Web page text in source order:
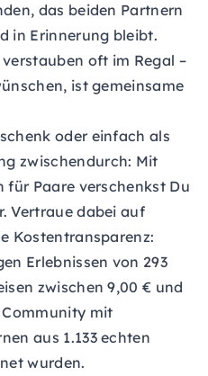
das beiden Partnern
in Erinnerung bleibt.
oft im Regal –
ist gemeinsame
oder einfach als
zwischendurch: Mit
für Paare verschenkst Du
Vertraue dabei auf
Kostentransparenz:
Erlebnissen von 293
zwischen 9,00 € und
Community mit
aus 1.133 echten
wurden.